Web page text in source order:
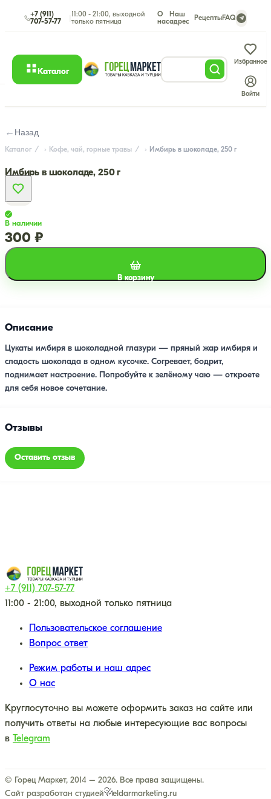
+7 (911)
707-57-77
11:00 - 21:00, выходной
только пятница
О
нас
Наш
адрес
РецептыFAQ
Каталог
Избранное
Войти
← Назад
Каталог Кофе, чай, горные травы Имбирь в шоколаде, 250 г
Имбирь в шоколаде, 250 г
В наличии
300 ₽
В корзину
Описание
Цукаты имбиря в шоколадной глазури — пряный жар имбиря и
сладость шоколада в одном кусочке. Согревает, бодрит,
поднимает настроение. Попробуйте к зелёному чаю — откроете
для себя новое сочетание.
Отзывы
Оставить отзыв
+7 (911) 707-57-77
11:00 - 21:00, выходной только пятница
Пользовательское соглашение
Вопрос ответ
Режим работы и наш адрес
О нас
Круглосуточно вы можете оформить заказ на сайте или
получить ответы на любые интересующие вас вопросы
в
Telegram
© Горец Маркет, 2014 – 2026. Все права защищены.
Сайт разработан студией
eldarmarketing.ru